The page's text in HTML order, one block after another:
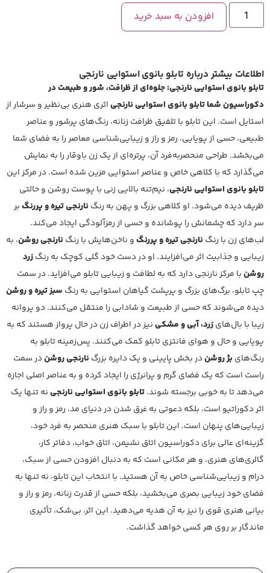
افزودن به سبد خرید
اطلاعات بیشتر درباره تابلو بانوی استوایی نارنجی
تابلو بانوی استوایی نارنجی: جلوه‌ای از ظرافت، شور و طبیعت در
دکوراسیون شماتابلو بانوی استوایی نارنجیاثری هنری بی‌نظیر و سرشار از
استایل است. این تابلو با تلفیق ظرافت زنانه، رنگ‌های پرشور و عناصر
طبیعی، حسی از پویایی، رمز و راز و زیبایی‌شناسی معاصر را به فضای شما
می‌بخشد. طراحی منحصربه‌فرد آن، پرتره‌ای از یک زن باوقار را به نمایش
می‌گذارد که با کلاهی خاص و عناصر استوایی مزین شده است. در مرکز این
تابلو بانوی استوایی نارنجی، نیم‌تنه بالایی زنی با پوست روشن و حالتی
ظریف دیده می‌شود. او کلاهی بزرگ و پهن به رنگ نارنجی تیره و پررنگبر
سر دارد که چشمانش را پوشانده و حسی از رمزآلودگی ایجاد می‌کند.
لب‌های زن با رنگ نارنجی تیره و پررنگو ناخن‌هایش با رنگ نارنجی روشن، به
زیبایی و جذابیت اثر می‌افزایند. او در دست خود گلی کوچک به رنگزرد
روشنبا مرکز نارنجی دارد که به لطافت و زیبایی تابلو می‌افزاید. در سمت
چپ تابلو، برگ‌های بزرگ و پرپشت گیاهان استوایی به رنگ سبز تیره و روشن
دیده می‌شوند که حسی از طبیعت و شادابی را منتقل می‌کنند. دو پروانه
زیبا با بال‌هایزرد، آبی و مشکینیز در اطراف زن در حال پرواز هستند که به
پویایی و حال و هوای فانتزی تابلو کمک می‌کنند. پس‌زمینه تابلو به
رنگ‌های بژ روشندر بخش پایینی و یک دایره بزرگ نارنجی روشندر سمت
راست است که یک فضای گرم و پرانرژی را ایجاد کرده و به عناصر اصلی اجازه
می‌دهد تا به خوبی برجسته شوند.تابلو بانوی استوایی نارنجینه تنها یک
اثر دکوراتیو است، بلکه دعوتی به غرق شدن در دنیای مد، رمز و راز و
زیبایی‌های پنهان است. این تابلو با سبک هنری منحصر به فرد خود،
گزینه‌ای عالی برای دکوراسیون اتاق نشیمن، اتاق خواب، دفاتر کار،
گالری‌های هنری، و هر مکانی است که به دنبال افزودن حسی از سبک،
درام و زیبایی‌شناسی خاص به آن هستید. با انتخاب این تابلو، نه تنها به
فضای خود زیبایی بصری می‌بخشید، بلکه حسی از قدرت زنانه، رمز و راز و
بیانی هنری قوی را نیز به آن هدیه می‌دهید. این اثر، بی‌شک، تأثیری
ماندگار بر روی هر کسی خواهد گذاشت.